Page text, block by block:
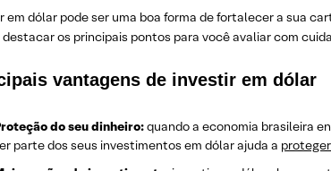
em dólar pode ser uma boa forma de fortalecer a sua
destacar os principais pontos para você avaliar com
vantagens de investir em dólar
do seu dinheiro:quando a economia brasileira
parte dos seus investimentos em dólar ajuda a